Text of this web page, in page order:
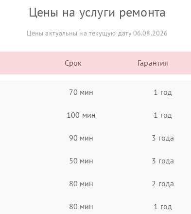
Цены на услуги ремонта
Цены актуальны на текущую дату 06.08.2026
Срок Гарантия
70 мин 1 год
100 мин 1 год
90 мин 3 года
50 мин 3 года
80 мин 2 года
80 мин 1 год